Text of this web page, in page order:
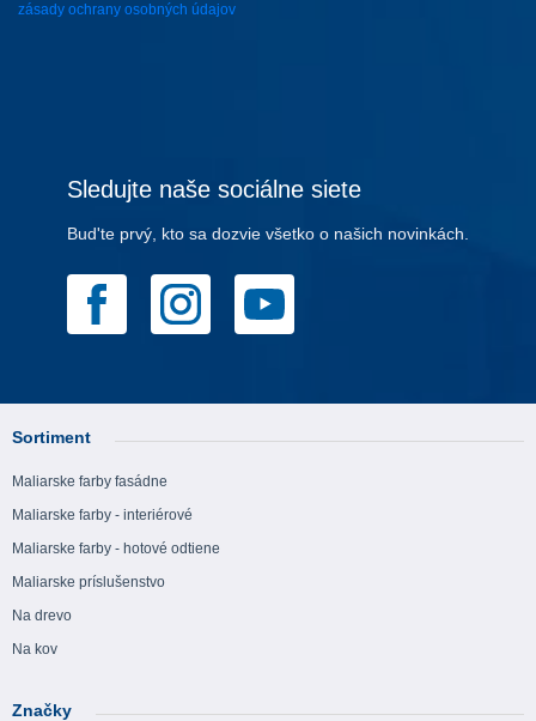
zásady ochrany osobných údajov
Sledujte naše sociálne siete
Bud'te prvý, kto sa dozvie všetko o našich novinkách.
Sortiment
Maliarske farby fasádne
Maliarske farby - interiérové
Maliarske farby - hotové odtiene
Maliarske príslušenstvo
Na drevo
Na kov
Značky